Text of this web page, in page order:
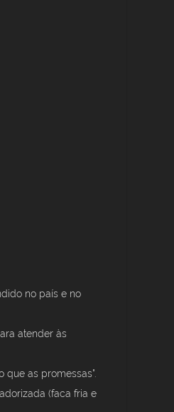
no país e no
atender às
as promessas".
(faca fria e